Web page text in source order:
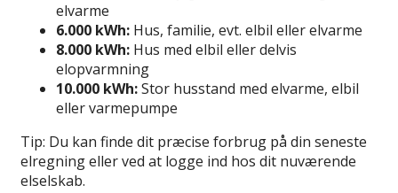
elvarme
6.000 kWh: Hus, familie, evt. elbil eller elvarme
8.000 kWh: Hus med elbil eller delvis
elopvarmning
10.000 kWh:Stor husstand med elvarme, elbil
eller varmepumpe
Tip: Du kan finde dit præcise forbrug på din seneste
elregning eller ved at logge ind hos dit nuværende
elselskab.